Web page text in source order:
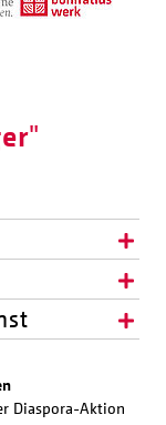
"
Diaspora-Aktion